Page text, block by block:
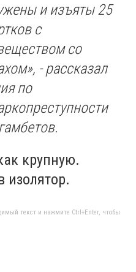
и изъяты 25
с
со
- рассказал
по
крупную.
изолятор.
текст и нажмите Ctrl+Enter, чтобы